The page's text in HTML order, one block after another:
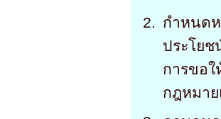
กำหนด
ประโย
การขอ
กฎหมาย